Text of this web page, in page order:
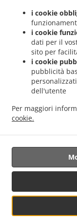
i cookie
i cookie
dati per il
sito per
i cookie
pubblicità
dell'utente
Per maggiori
cookie.
di consegna Valencia La
Sushi Servizio di consegna
Valencia Ensanche
. Sushi
Servizio di consegna
Extramurs
. Sushi Servizio
Valencia Algirós . Sushi
Servizio di consegna
Valencia . Sushi Servizio di
Servizio di consegna Alboraya
consegna Chirivella . Sushi
Octograficus |<a